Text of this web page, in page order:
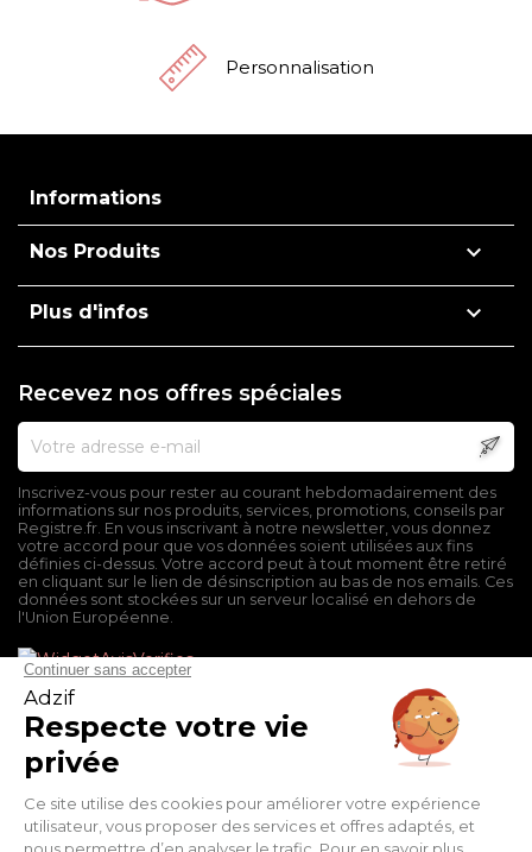
Personnalisation
Informations
Nos Produits 
Plus d'infos 
Recevez nos offres spéciales
Inscrivez-vous pour rester au courant hebdomadairement des
informations sur nos produits, services, promotions, conseils par
Registre.fr. En vous inscrivant à notre newsletter, vous donnez
votre accord pour que vos données soient utilisées aux fins
définies ci-dessus. Votre accord peut à tout moment être retiré
en cliquant sur le lien de désinscription au bas de nos emails. Ces
données sont stockées sur un serveur localisé en dehors de
l'Union Européenne.
Conditions générales de vente